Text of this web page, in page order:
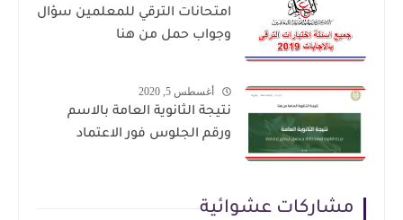
امتحانات الترقي للمعلمين سؤال
وجواب حمل من هنا
أغسطس 5, 2020
نتيجة الثانوية العامة بالاسم
ورقم الجلوس فور الاعتماد
مشاركات عشوائية